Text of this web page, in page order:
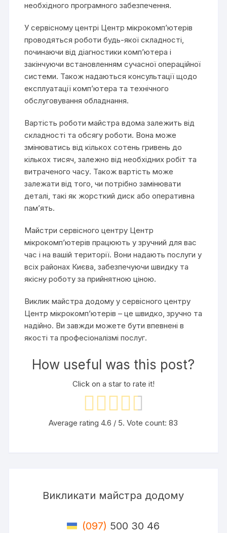
необхідного програмного забезпечення.
У сервісному центрі Центр мікрокомп’ютерів
проводяться роботи будь-якої складності,
починаючи від діагностики комп’ютера і
закінчуючи встановленням сучасної операційної
системи. Також надаються консультації щодо
експлуатації комп’ютера та технічного
обслуговування обладнання.
Вартість роботи майстра вдома залежить від
складності та обсягу роботи. Вона може
змінюватись від кількох сотень гривень до
кількох тисяч, залежно від необхідних робіт та
витраченого часу. Також вартість може
залежати від того, чи потрібно замінювати
деталі, такі як жорсткий диск або оперативна
пам’ять.
Майстри сервісного центру Центр
мікрокомп’ютерів працюють у зручний для вас
час і на вашій території. Вони надають послуги у
всіх районах Києва, забезпечуючи швидку та
якісну роботу за прийнятною ціною.
Виклик майстра додому у сервісного центру
Центр мікрокомп’ютерів – це швидко, зручно та
надійно. Ви завжди можете бути впевнені в
якості та професіоналізмі послуг.
How useful was this post?
Click on a star to rate it!
Average rating4.6 / 5. Vote count:83
Викликати майстра додому
(097) 500 30 46